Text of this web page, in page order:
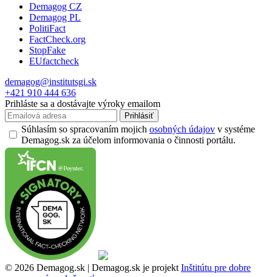
Demagog CZ
Demagog PL
PolitiFact
FactCheck.org
StopFake
EUfactcheck
demagog@institutsgi.sk
+421 910 444 636
Prihláste sa a dostávajte výroky emailom
Prihlásiť
Súhlasím so spracovaním mojich osobných údajov v systéme
Demagog.sk za účelom informovania o činnosti portálu.
© 2026 Demagog.sk | Demagog.sk je projekt Inštitútu pre dobre